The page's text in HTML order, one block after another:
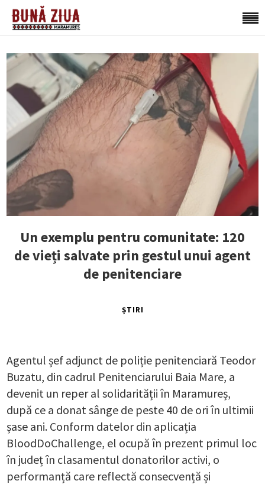
Un exemplu pentru comunitate: 120
de vieți salvate prin gestul unui agent
de penitenciare
ȘTIRI
Agentul șef adjunct de poliție penitenciară Teodor
Buzatu, din cadrul Penitenciarului Baia Mare, a
devenit un reper al solidarității în Maramureș,
după ce a donat sânge de peste 40 de ori în ultimii
șase ani. Conform datelor din aplicația
BloodDoChallenge, el ocupă în prezent primul loc
în județ în clasamentul donatorilor activi, o
performanță care reflectă consecvență și